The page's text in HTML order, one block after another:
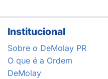
Institucional
Sobre o DeMolay PR
O que é a Ordem
DeMolay